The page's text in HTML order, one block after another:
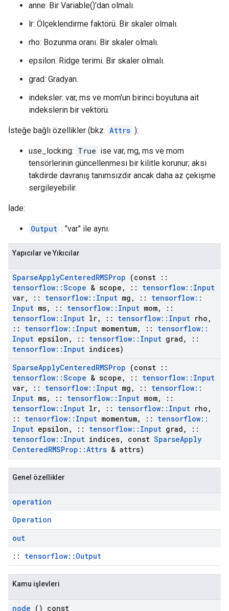
anne: Bir Variable()'dan olmalı.
lr: Ölçeklendirme faktörü. Bir skaler olmalı.
rho: Bozunma oranı. Bir skaler olmalı.
epsilon: Ridge terimi. Bir skaler olmalı.
grad: Gradyan.
indeksler: var, ms ve mom'un birinci boyutuna ait
indekslerin bir vektörü.
İsteğe bağlı özellikler (bkz. Attrs ):
use_locking: True ise var, mg, ms ve mom
tensörlerinin güncellenmesi bir kilitle korunur; aksi
takdirde davranış tanımsızdır ancak daha az çekişme
sergileyebilir.
İade:
Output : "var" ile aynı.
Yapıcılar ve Yıkıcılar
SparseApplyCenteredRMSProp (const ::
tensorflow::Scope & scope , :: tensorflow:: Input
var, :: tensorflow:: Input mg , :: tensorflow::
Input ms, :: tensorflow:: Input mom,
::
tensorflow:: Input lr, :: tensorflow:: Input rho ,
::
tensorflow:: Input momentum, :: tensorflow::
Input epsilon , :: tensorflow:: Input grad ,
::
tensorflow:: Input indices)
SparseApplyCenteredRMSProp (const ::
tensorflow::Scope & scope , :: tensorflow:: Input
var, :: tensorflow:: Input mg , :: tensorflow::
Input ms, :: tensorflow:: Input mom,
::
tensorflow:: Input lr, :: tensorflow:: Input rho ,
::
tensorflow:: Input momentum, :: tensorflow::
Input epsilon , :: tensorflow:: Input grad ,
::
tensorflow:: Input indices, const SparseApply
CenteredRMSProp ::Attrs & attrs)
Genel özellikler
operation
Operation
out
:: tensorflow::Output
Kamu işlevleri
node () const